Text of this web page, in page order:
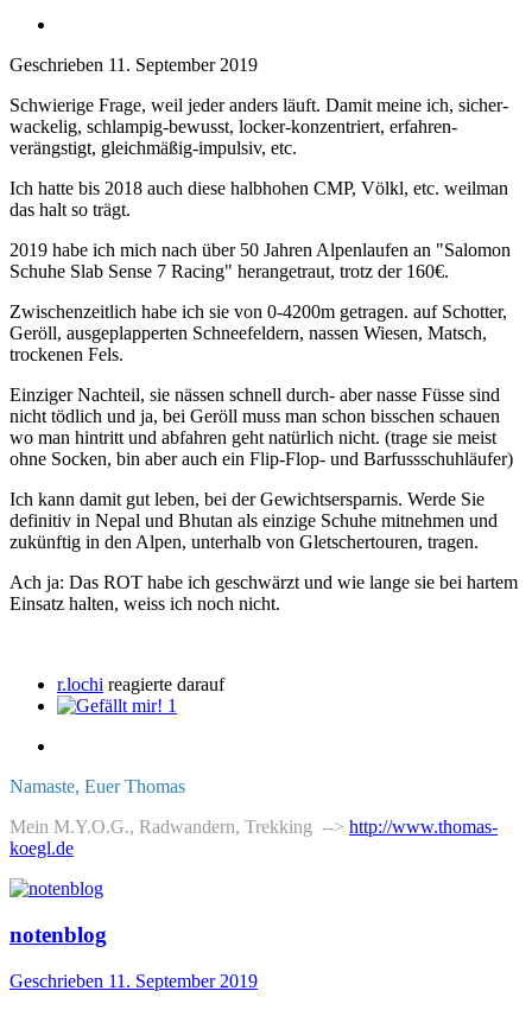
Geschrieben 11. September 2019
Schwierige Frage, weil jeder anders läuft. Damit meine ich, sicher-
wackelig, schlampig-bewusst, locker-konzentriert, erfahren-
verängstigt, gleichmäßig-impulsiv, etc.
Ich hatte bis 2018 auch diese halbhohen CMP, Völkl, etc. weilman
das halt so trägt.
2019 habe ich mich nach über 50 Jahren Alpenlaufen an "Salomon
Schuhe Slab Sense 7 Racing" herangetraut, trotz der 160€.
Zwischenzeitlich habe ich sie von 0-4200m getragen. auf Schotter,
Geröll, ausgeplapperten Schneefeldern, nassen Wiesen, Matsch,
trockenen Fels.
Einziger Nachteil, sie nässen schnell durch- aber nasse Füsse sind
nicht tödlich und ja, bei Geröll muss man schon bisschen schauen
wo man hintritt und abfahren geht natürlich nicht. (trage sie meist
ohne Socken, bin aber auch ein Flip-Flop- und Barfussschuhläufer)
Ich kann damit gut leben, bei der Gewichtsersparnis. Werde Sie
definitiv in Nepal und Bhutan als einzige Schuhe mitnehmen und
zukünftig in den Alpen, unterhalb von Gletschertouren, tragen.
Ach ja: Das ROT habe ich geschwärzt und wie lange sie bei hartem
Einsatz halten, weiss ich noch nicht.
r.lochi reagierte darauf
1
Namaste, Euer Thomas
Mein M.Y.O.G., Radwandern, Trekking --> http://www.thomas-
koegl.de
notenblog
Geschrieben 11. September 2019